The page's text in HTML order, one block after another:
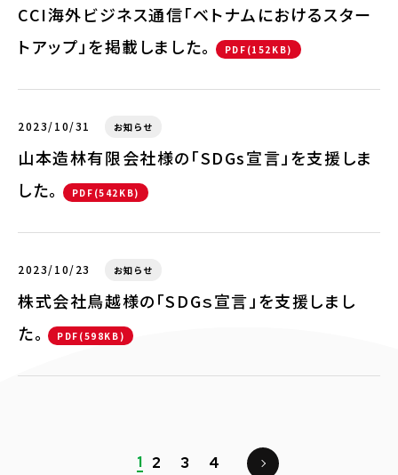
CCI海外ビジネス通信「ベトナムにおけるスター
トアップ」を掲載しました。
PDF(152KB)
2023/10/31 お知らせ
山本造林有限会社様の「SDGs宣言」を支援しま
した。
PDF(542KB)
2023/10/23 お知らせ
株式会社鳥越様の「SDGｓ宣言」を支援しまし
た。
PDF(598KB)
1 2 3 4